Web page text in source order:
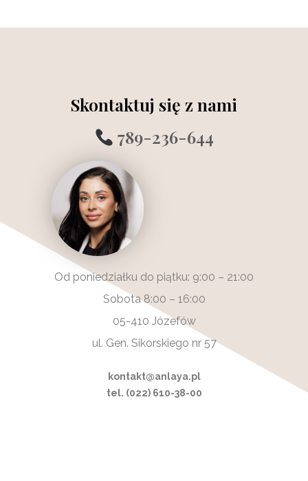
Skontaktuj się z nami
789-236-644
Od poniedziałku do piątku: 9:00 – 21:00
Sobota 8:00 – 16:00
05-410 Józefów
ul. Gen. Sikorskiego nr 57
kontakt@anlaya.pl
tel. (022) 610-38-00